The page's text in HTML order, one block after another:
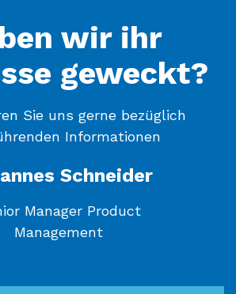
wir ihr
geweckt?
Sie uns gerne bezüglich
Informationen
Schneider
Manager Product
Management